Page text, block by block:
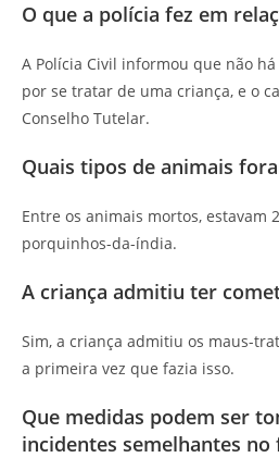
O que a polícia fez em
A Polícia Civil informou que não
por se tratar de uma criança, e o
Conselho Tutelar.
Quais tipos de animais
Entre os animais mortos, estavam
porquinhos-da-índia.
A criança admitiu ter
Sim, a criança admitiu os maus-
a primeira vez que fazia isso.
Que medidas podem ser
incidentes semelhantes no